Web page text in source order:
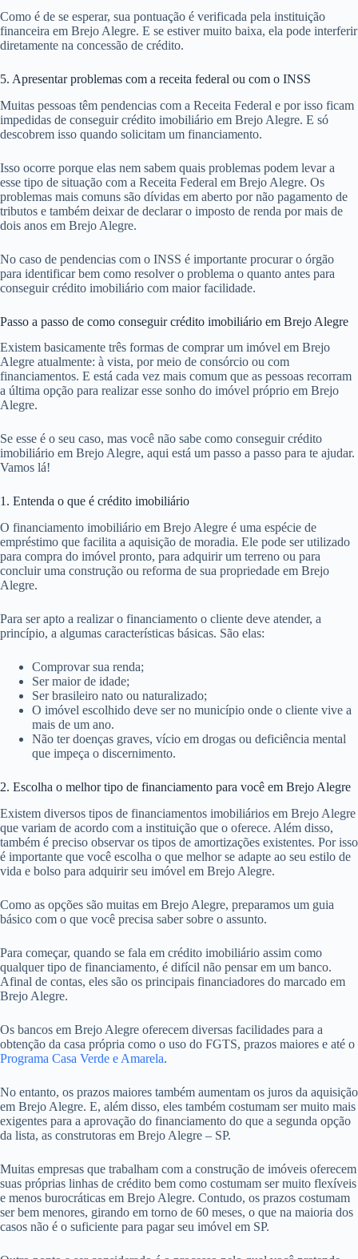
Como é de se esperar, sua pontuação é verificada pela instituição
financeira em Brejo Alegre. E se estiver muito baixa, ela pode interferir
diretamente na concessão de crédito.
5. Apresentar problemas com a receita federal ou com o INSS
Muitas pessoas têm pendencias com a Receita Federal e por isso ficam
impedidas de conseguir crédito imobiliário em Brejo Alegre. E só
descobrem isso quando solicitam um financiamento.
Isso ocorre porque elas nem sabem quais problemas podem levar a
esse tipo de situação com a Receita Federal em Brejo Alegre. Os
problemas mais comuns são dívidas em aberto por não pagamento de
tributos e também deixar de declarar o imposto de renda por mais de
dois anos em Brejo Alegre.
No caso de pendencias com o INSS é importante procurar o órgão
para identificar bem como resolver o problema o quanto antes para
conseguir crédito imobiliário com maior facilidade.
Passo a passo de como conseguir crédito imobiliário em Brejo Alegre
Existem basicamente três formas de comprar um imóvel em Brejo
Alegre atualmente: à vista, por meio de consórcio ou com
financiamentos. E está cada vez mais comum que as pessoas recorram
a última opção para realizar esse sonho do imóvel próprio em Brejo
Alegre.
Se esse é o seu caso, mas você não sabe como conseguir crédito
imobiliário em Brejo Alegre, aqui está um passo a passo para te ajudar.
Vamos lá!
1. Entenda o que é crédito imobiliário
O financiamento imobiliário em Brejo Alegre é uma espécie de
empréstimo que facilita a aquisição de moradia. Ele pode ser utilizado
para compra do imóvel pronto, para adquirir um terreno ou para
concluir uma construção ou reforma de sua propriedade em Brejo
Alegre.
Para ser apto a realizar o financiamento o cliente deve atender, a
princípio, a algumas características básicas. São elas:
Comprovar sua renda;
Ser maior de idade;
Ser brasileiro nato ou naturalizado;
O imóvel escolhido deve ser no município onde o cliente vive a
mais de um ano.
Não ter doenças graves, vício em drogas ou deficiência mental
que impeça o discernimento.
2. Escolha o melhor tipo de financiamento para você em Brejo Alegre
Existem diversos tipos de financiamentos imobiliários em Brejo Alegre
que variam de acordo com a instituição que o oferece. Além disso,
também é preciso observar os tipos de amortizações existentes. Por isso
é importante que você escolha o que melhor se adapte ao seu estilo de
vida e bolso para adquirir seu imóvel em Brejo Alegre.
Como as opções são muitas em Brejo Alegre, preparamos um guia
básico com o que você precisa saber sobre o assunto.
Para começar, quando se fala em crédito imobiliário assim como
qualquer tipo de financiamento, é difícil não pensar em um banco.
Afinal de contas, eles são os principais financiadores do marcado em
Brejo Alegre.
Os bancos em Brejo Alegre oferecem diversas facilidades para a
obtenção da casa própria como o uso do FGTS, prazos maiores e até o
Programa Casa Verde e Amarela.
No entanto, os prazos maiores também aumentam os juros da aquisição
em Brejo Alegre. E, além disso, eles também costumam ser muito mais
exigentes para a aprovação do financiamento do que a segunda opção
da lista, as construtoras em Brejo Alegre – SP.
Muitas empresas que trabalham com a construção de imóveis oferecem
suas próprias linhas de crédito bem como costumam ser muito flexíveis
e menos burocráticas em Brejo Alegre. Contudo, os prazos costumam
ser bem menores, girando em torno de 60 meses, o que na maioria dos
casos não é o suficiente para pagar seu imóvel em SP.